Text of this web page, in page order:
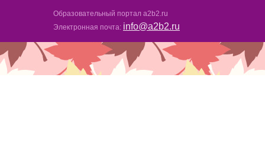
Образовательный портал a2b2.ru
Электронная почта: info@a2b2.ru